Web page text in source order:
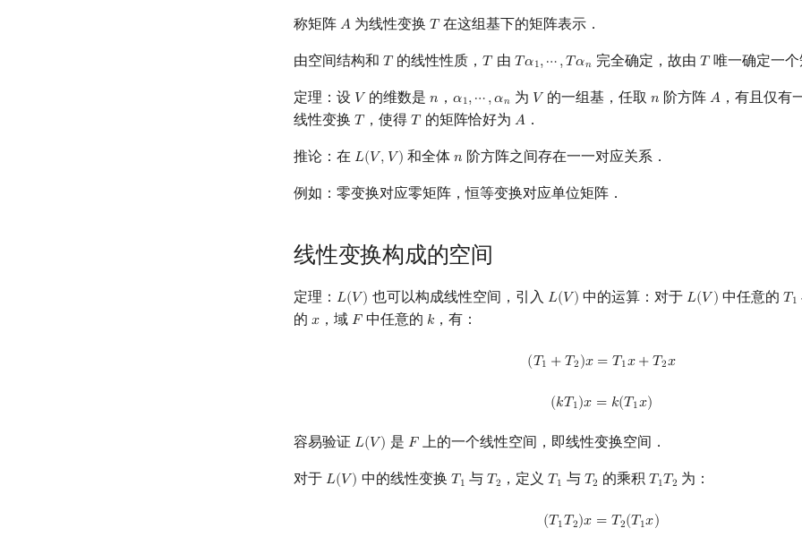
称矩阵 𝐴
A 为线性变换 𝑇
T 在这组基下的矩阵表示．
由空间结构和 𝑇
T 的线性性质，𝑇
T 由 𝑇𝛼1,⋯,𝑇𝛼𝑛
Tα1,⋯, Tαn 完全确定，故由 𝑇
T 唯一确定一
定理：设 𝑉
V 的维数是𝑛
n ， 𝛼1,⋯,𝛼𝑛
α1,⋯, αn 为 𝑉
V 的一组基，任取𝑛
n 阶方阵 𝐴
A，有且仅有
线性变换 𝑇
T ，使得𝑇
T 的矩阵恰好为 𝐴
A．
推论：在 𝐿(𝑉, 𝑉)
L(V,V 和全体𝑛
n 阶方阵之间存在一一对应关系．
例如：零变换对应零矩阵，恒等变换对应单位矩阵．
线性变换构成的空间
定理： 𝐿(𝑉)
L(V) 也可以构成线性空间，引入 𝐿(𝑉)
L(V) 中的运算：对于 𝐿(𝑉)
L(V) 中任意的 𝑇 1
T1
的 𝑥
x ，域𝐹
F 中任意的 𝑘
k ，有：
(𝑇1 +𝑇2)𝑥 = 𝑇 1𝑥+𝑇2𝑥
(T1+T2)x=T1x +T2x
(𝑘𝑇 1)𝑥 = 𝑘(𝑇 1𝑥)
(kT1)x=k (T1x )
容易验证 𝐿(𝑉)
L(V) 是 𝐹
F 上的一个线性空间，即线性变换空间．
对于 𝐿(𝑉)
L(V) 中的线性变换 𝑇 1
T1 与 𝑇2
T2 ，定义𝑇 1
T1 与 𝑇2
T2 的乘积 𝑇 1𝑇2
T1T2 为：
(𝑇 1𝑇2)𝑥 = 𝑇2(𝑇 1𝑥)
(T1T2)x=T2(T1x)